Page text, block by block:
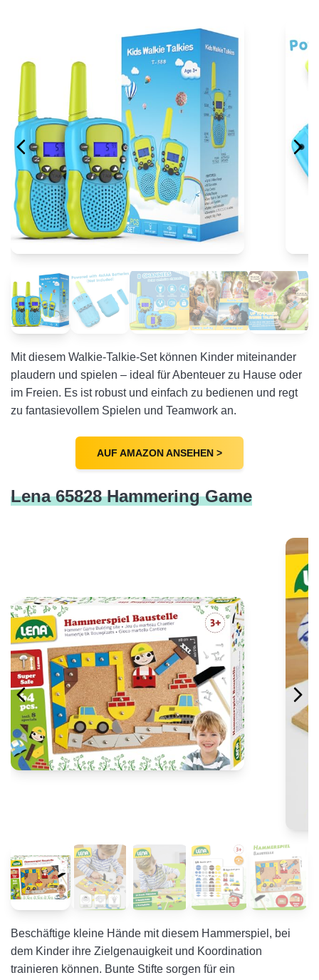
Mit diesem Walkie-Talkie-Set können Kinder miteinander
plaudern und spielen – ideal für Abenteuer zu Hause oder
im Freien. Es ist robust und einfach zu bedienen und regt
zu fantasievollem Spielen und Teamwork an.
AUF AMAZON ANSEHEN >
Lena 65828 Hammering Game
Beschäftige kleine Hände mit diesem Hammerspiel, bei
dem Kinder ihre Zielgenauigkeit und Koordination
trainieren können. Bunte Stifte sorgen für ein